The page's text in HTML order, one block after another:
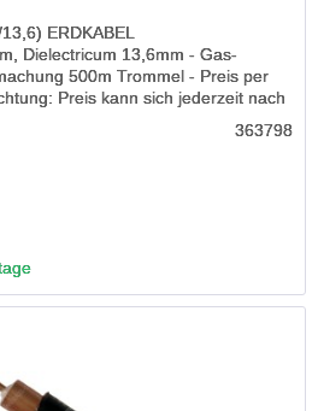
ERDKABEL
Dielectricum 13,6mm - Gas-
500m Trommel - Preis per
Preis kann sich jederzeit nach
363798